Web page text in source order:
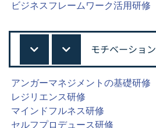
ビジネスフレームワーク活用研修
モチベーション
アンガーマネジメントの基礎研修
レジリエンス研修
マインドフルネス研修
セルフプロデュース研修